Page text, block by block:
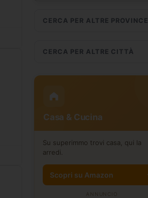
CERCA PER ALTRE PROVINCE
CERCA PER ALTRE CITTÀ
Casa & Cucina
Su superimmo trovi casa, qui la
arredi.
Scopri su Amazon
ANNUNCIO